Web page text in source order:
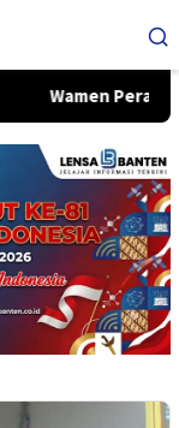
Perang AS